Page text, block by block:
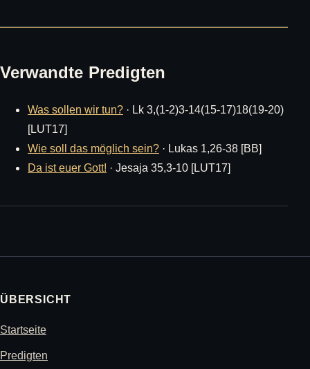
Verwandte Predigten
Was sollen wir tun? · Lk 3,(1-2)3-14(15-17)18(19-20)
[LUT17]
Wie soll das möglich sein? · Lukas 1,26-38 [BB]
Da ist euer Gott! · Jesaja 35,3-10 [LUT17]
ÜBERSICHT
Startseite
Predigten